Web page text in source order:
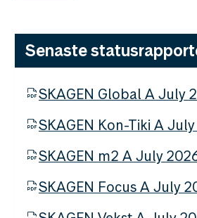
Senaste
SKAGEN Global A July
SKAGEN Kon-Tiki A
SKAGEN m2 A July
SKAGEN Focus A July